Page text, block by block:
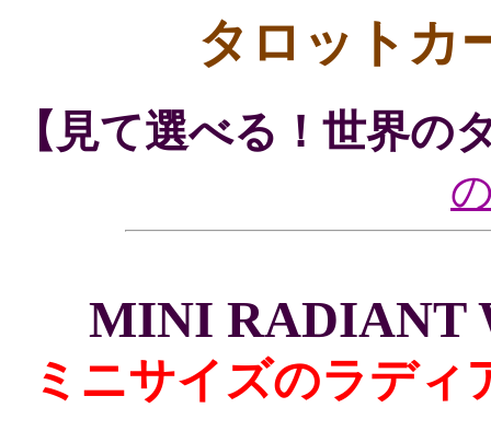
タロットカ
【見て選べる！世界の
MINI RADIANT
ミニサイズのラデ